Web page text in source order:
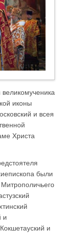
иконы
и всея
Христа
были
и
и